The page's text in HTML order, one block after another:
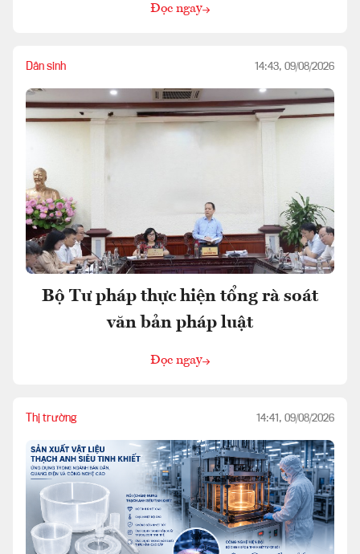
Đọc ngay
Dân sinh 14:43, 09/08/2026
Bộ Tư pháp thực hiện tổng rà soát
văn bản pháp luật
Đọc ngay
Thị trường 14:41, 09/08/2026